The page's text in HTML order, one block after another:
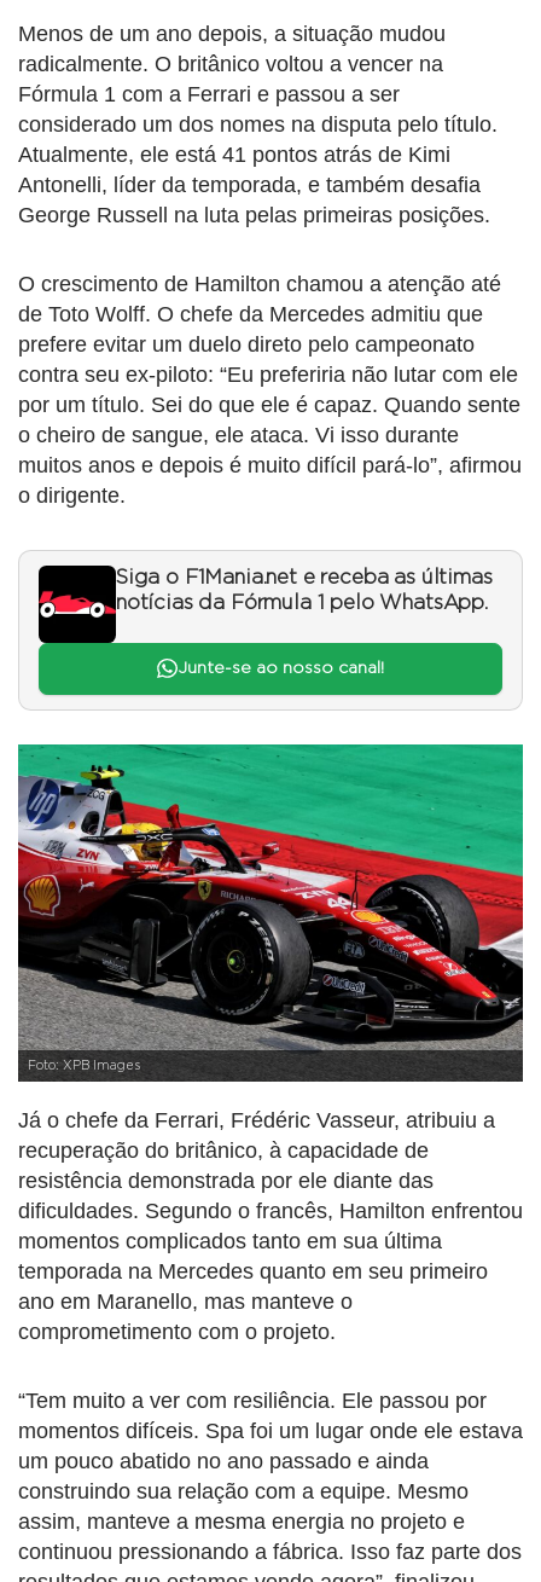
Menos de um ano depois, a situação mudou
radicalmente. O britânico voltou a vencer na
Fórmula 1 com a Ferrari e passou a ser
considerado um dos nomes na disputa pelo título.
Atualmente, ele está 41 pontos atrás de Kimi
Antonelli, líder da temporada, e também desafia
George Russell na luta pelas primeiras posições.
O crescimento de Hamilton chamou a atenção até
de Toto Wolff. O chefe da Mercedes admitiu que
prefere evitar um duelo direto pelo campeonato
contra seu ex-piloto: “Eu preferiria não lutar com ele
por um título. Sei do que ele é capaz. Quando sente
o cheiro de sangue, ele ataca. Vi isso durante
muitos anos e depois é muito difícil pará-lo”, afirmou
o dirigente.
Siga o F1Mania.net e receba as últimas
notícias da Fórmula 1 pelo WhatsApp.
Junte-se ao nosso canal!
Foto: XPB Images
Já o chefe da Ferrari, Frédéric Vasseur, atribuiu a
recuperação do britânico, à capacidade de
resistência demonstrada por ele diante das
dificuldades. Segundo o francês, Hamilton enfrentou
momentos complicados tanto em sua última
temporada na Mercedes quanto em seu primeiro
ano em Maranello, mas manteve o
comprometimento com o projeto.
“Tem muito a ver com resiliência. Ele passou por
momentos difíceis. Spa foi um lugar onde ele estava
um pouco abatido no ano passado e ainda
construindo sua relação com a equipe. Mesmo
assim, manteve a mesma energia no projeto e
continuou pressionando a fábrica. Isso faz parte dos